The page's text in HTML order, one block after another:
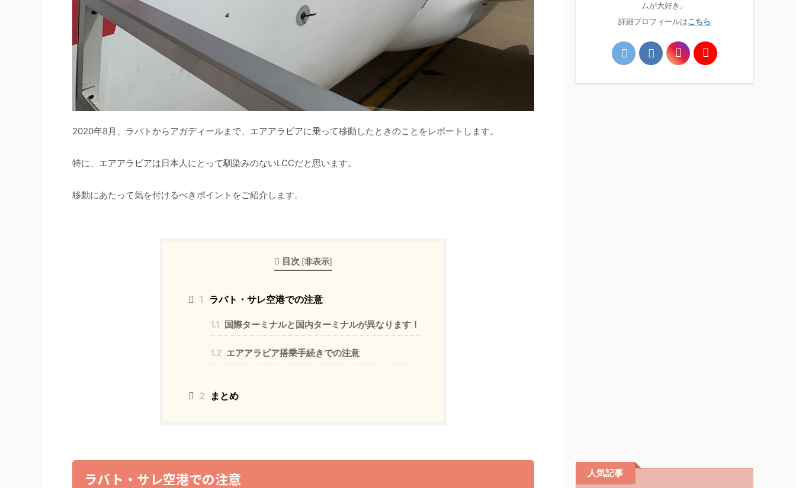
2020年8月、ラバトからアガディールまで、エアアラビアに乗って移動したときのことをレポートします。
特に、エアアラビアは日本人にとって馴染みのないLCCだと思います。
移動にあたって気を付けるべきポイントをご紹介します。
目次 [非表示]
1 ラバト・サレ空港での注意
1.1 国際ターミナルと国内ターミナルが異なります！
1.2 エアアラビア搭乗手続きでの注意
2 まとめ
ラバト・サレ空港での注意
ムが大好き。
詳細プロフィールはこちら
人気記事